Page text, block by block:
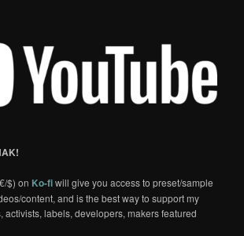
$) on Ko-fiwill give you access to preset/sample
content, and is the best way to support my
activists, labels, developers, makers featured